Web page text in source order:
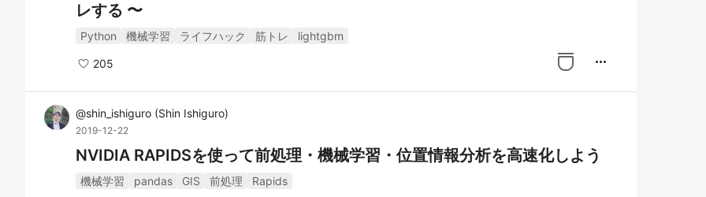
レする 〜
Python 機械学習 ライフハック 筋トレ lightgbm
205 more_horiz
@shin_ishiguro (Shin Ishiguro)
2019-12-22
NVIDIA RAPIDSを使って前処理・機械学習・位置情報分析を高速化しよう
機械学習 pandas GIS 前処理 Rapids